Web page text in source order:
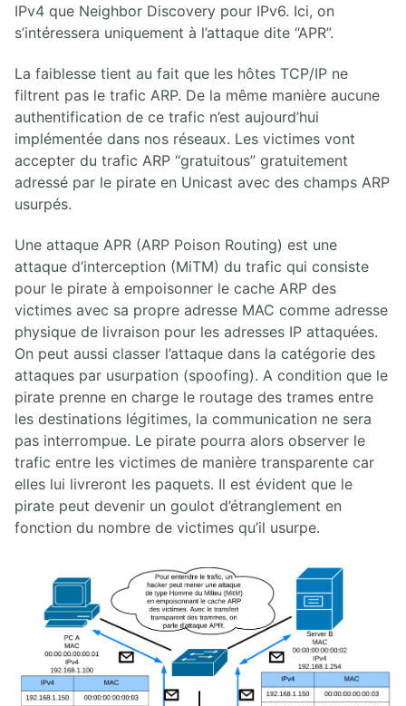
IPv4 que Neighbor Discovery pour IPv6. Ici, on
s’intéressera uniquement à l’attaque dite “APR”.
La faiblesse tient au fait que les hôtes TCP/IP ne
filtrent pas le trafic ARP. De la même manière aucune
authentification de ce trafic n’est aujourd’hui
implémentée dans nos réseaux. Les victimes vont
accepter du trafic ARP “gratuitous” gratuitement
adressé par le pirate en Unicast avec des champs ARP
usurpés.
Une attaque APR (ARP Poison Routing) est une
attaque d’interception (MiTM) du trafic qui consiste
pour le pirate à empoisonner le cache ARP des
victimes avec sa propre adresse MAC comme adresse
physique de livraison pour les adresses IP attaquées.
On peut aussi classer l’attaque dans la catégorie des
attaques par usurpation (spoofing). A condition que le
pirate prenne en charge le routage des trames entre
les destinations légitimes, la communication ne sera
pas interrompue. Le pirate pourra alors observer le
trafic entre les victimes de manière transparente car
elles lui livreront les paquets. Il est évident que le
pirate peut devenir un goulot d’étranglement en
fonction du nombre de victimes qu’il usurpe.